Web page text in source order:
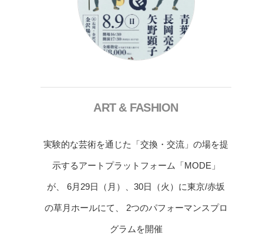
ART & FASHION
実験的な芸術を通じた「交換・交流」の場を提
示するアートプラットフォーム「MODE」
が、 6月29日（月）、30日（火）に東京/赤坂
の草月ホールにて、 2つのパフォーマンスプロ
グラムを開催